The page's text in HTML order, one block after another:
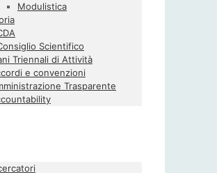
Modulistica
Scientifico
Triennali di Attività
e convenzioni
Trasparente